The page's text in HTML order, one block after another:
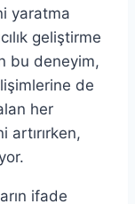
yaratma
geliştirme
bu deneyim,
de
her
artırırken,
ifade